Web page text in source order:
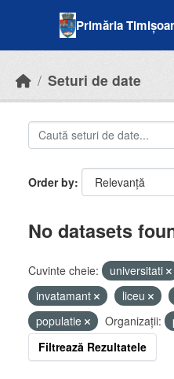
Primăria
Seturi de date
Order by
No datasets
Cuvinte cheie: universitati
invatamant
liceu
populatie
Organizații:
Filtrează Rezultatele